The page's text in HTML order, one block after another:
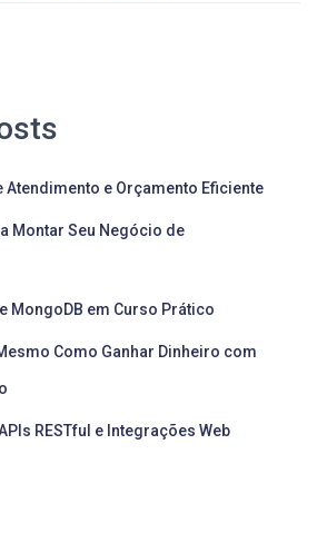
Atendimento e Orçamento Eficiente
Montar Seu Negócio de
MongoDB em Curso Prático
Como Ganhar Dinheiro com
RESTful e Integrações Web